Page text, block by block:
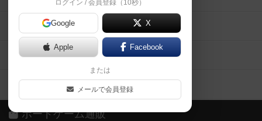
ログイン / 会員登録（10秒）
Google X
Apple Facebook
または
メールで会員登録
ボドとも・会員一覧
ボードゲーム業界コラム
ボドゲーマご利用案内
ボードゲーム通販